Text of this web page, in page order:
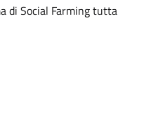
di Social Farming tutta